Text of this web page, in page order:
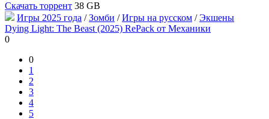
Скачать торрент 38 GB
Игры 2025 года /Зомби /Игры на русском /Экшены
Dying Light: The Beast (2025) RePack от Механики
0
0
1
2
3
4
5